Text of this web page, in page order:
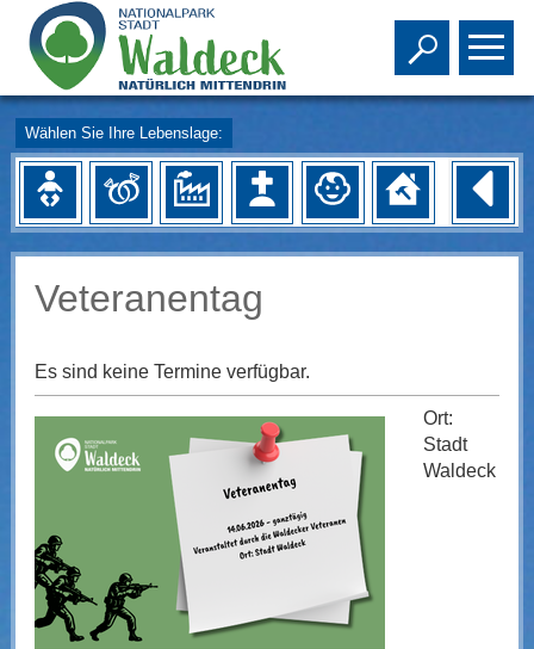
Toggle
Wählen Sie Ihre Lebenslage:
Veteranentag
Es sind keine Termine verfügbar.
Ort:
Stadt
Waldeck